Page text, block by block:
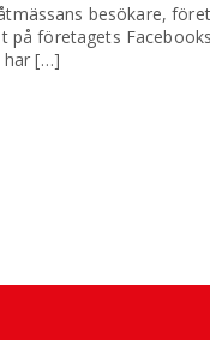
besökare,
företagets
har […]